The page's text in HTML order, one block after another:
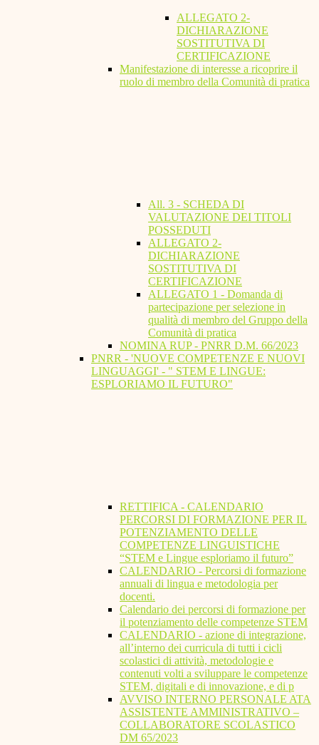
ALLEGATO 2-
DICHIARAZIONE
SOSTITUTIVA DI
CERTIFICAZIONE
Manifestazione di interesse a ricoprire il
ruolo di membro della Comunità di pratica
All. 3 - SCHEDA DI
VALUTAZIONE DEI TITOLI
POSSEDUTI
ALLEGATO 2-
DICHIARAZIONE
SOSTITUTIVA DI
CERTIFICAZIONE
ALLEGATO 1 - Domanda di
partecipazione per selezione in
qualità di membro del Gruppo della
Comunità di pratica
NOMINA RUP - PNRR D.M. 66/2023
PNRR - 'NUOVE COMPETENZE E NUOVI
LINGUAGGI' - " STEM E LINGUE:
ESPLORIAMO IL FUTURO"
RETTIFICA - CALENDARIO
PERCORSI DI FORMAZIONE PER IL
POTENZIAMENTO DELLE
COMPETENZE LINGUISTICHE
“STEM e Lingue esploriamo il futuro”
CALENDARIO - Percorsi di formazione
annuali di lingua e metodologia per
docenti.
Calendario dei percorsi di formazione per
il potenziamento delle competenze STEM
CALENDARIO - azione di integrazione,
all’interno dei curricula di tutti i cicli
scolastici di attività, metodologie e
contenuti volti a sviluppare le competenze
STEM, digitali e di innovazione, e di p
AVVISO INTERNO PERSONALE ATA
ASSISTENTE AMMINISTRATIVO –
COLLABORATORE SCOLASTICO
DM 65/2023